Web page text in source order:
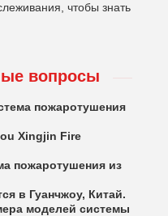
чтобы знать
вопросы
пожаротушения
Xingjin Fire
пожаротушения из
в Гуанчжоу, Китай.
моделей системы